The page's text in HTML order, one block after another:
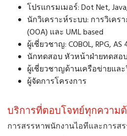
โปรแกรมเมอร์: Dot Net, Java,
นักวิเคราะห์ระบบ: การวิเค
(OOA) และ UML based
ผู้เชี่ยวชาญ: COBOL, RPG, AS
นักทดสอบ หัวหน้าฝ่ายทดสอ
ผู้เชี่ยวชาญด้านเครือข่ายแล
ผู้จัดการโครงการ
บริการที่ตอบโจทย์ทุกความ
การสรรหาพนักงานไอทีและการส